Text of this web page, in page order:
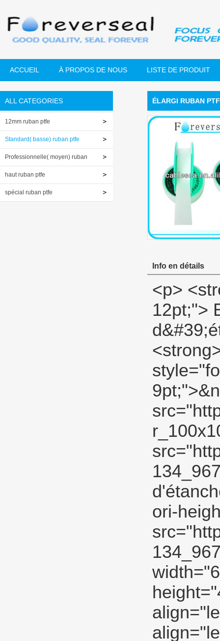
ACCUEIL À PROPOS DE NOUS LISTE DE PRODUIT
ALL CATEGORIES
12mm ruban ptfe
Standard( basse) ruban ptfe
Professionnelle( moyen) ruban
ptfehaut ruban ptfe
spécial ruban ptfe
ÉLARGI RUBAN
Info en détails
<p> <strong> <span style="color: #00ccff; font-size: 12pt;"> Exposition de produit PTFE joint d&#39;étanchéité bande </span> </strong> </p> <p><strong></strong>&nbsp;</p> <p align="left"><span style="font-family: Arial; color: #666666; font-size: 9pt;">&nbsp;<img src="http://i03.i.aliimg.com/simg/single/icon/placeholder_100x100.png" data-src="http://i00.i.aliimg.com/img/pb/134/821/803/803821134_967.jpg" data-alt="Élargi ruban ptfe joint d'étanchéité" width="600" height="400" ori-width="600" ori-height="400" /> <noscript><img src="http://i00.i.aliimg.com/img/pb/134/821/803/803821134_967.jpg" alt="Élargi ruban ptfe joint d'étanchéité" width="600" height="400" ori-width="600" ori-height="400"></noscript> </span></p> <p align="left">&nbsp;</p> <p align="left">&nbsp;</p> <p align="left">&nbsp;</p> <p> <strong> <span style="color: #00ccff; font-size: 12pt;"> Voir la fiche produit description </span> </strong> </p> <p><strong></strong>&nbsp;</p> <table class="aliDataTable" style="width: 601px; background: white;" border="1" cellspacing="0" cellpadding="0"><tbody> <tr style="height: 14.2pt;" align="left"> <td style="width: 177.15pt; height: 14.2pt;" rowspan="5"><p> <strong> <span style="font-family: Arial; color: black; font-size: 9pt;"> Spécifications: </span> </strong> </p></td> <td style="width: 273.6pt;"><p> <strong> <span style="font-family: Arial; color: black; font-size: 9pt;"> Largeur: </span> </strong> <span style="font-family: Arial; color: black; font-size: